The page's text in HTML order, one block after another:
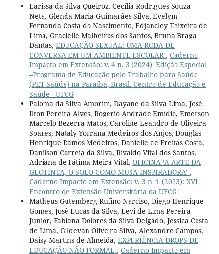
Larissa da Silva Queiroz, Cecília Rodrigues Souza
Neta, Glenda Maria Guimarães Silva, Evelym
Fernanda Costa do Nascimento, Edjancley Teixeira de
Lima, Gracielle Malheiros dos Santos, Bruna Braga
Dantas, EDUCAÇÃO SEXUAL: UMA RODA DE
CONVERSA EM UM AMBIENTE ESCOLAR , Caderno
Impacto em Extensão: v. 4 n. 3 (2024): Edição Especial
–Programa de Educação pelo Trabalho para Saúde
(PET-Saúde) na Paraíba, Brasil. Centro de Educação e
Saúde - UFCG
Paloma da Silva Amorim, Dayane da Silva Lima, José
Ilton Pereira Alves, Rogerio Andrade Emídio, Emerson
Marcelo Bezerra Matos, Caroline Leandro de Oliveira
Soares, Nataly Yorrana Medeiros dos Anjos, Douglas
Henrique Ramos Medeiros, Danielle de Freitas Costa,
Danilson Correia da Silva, Rivaldo Vital dos Santos,
Adriana de Fátima Meira Vital, OFICINA ‘A ARTE DA
GEOTINTA, O SOLO COMO MUSA INSPIRADORA’ ,
Caderno Impacto em Extensão: v. 3 n. 1 (2023): XVI
Encontro de Extensão Universitária da UFCG
Matheus Gutemberg Rufino Narciso, Diego Henrique
Gomes, José Lucas da Silva, Levi de Lima Pereira
Junior, Fabiana Dolores da Silva Delgado, Jessica Costa
de Lima, Gildevan Oliveira Silva, Alexandre Campos,
Daisy Martins de Almeida, EXPERIÊNCIA DROPS DE
EDUCAÇÃO NÃO FORMAL , Caderno Impacto em